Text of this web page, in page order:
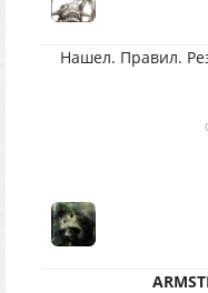
Нашел. Правил.